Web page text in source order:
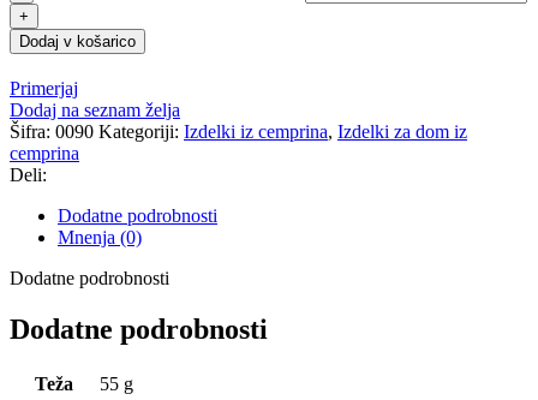
Dodaj v košarico
Primerjaj
Dodaj na seznam želja
Šifra: 0090 Kategoriji: Izdelki iz cemprina, Izdelki za dom iz
cemprina
Deli:
Dodatne podrobnosti
Mnenja (0)
Dodatne podrobnosti
Dodatne podrobnosti
Teža
55 g